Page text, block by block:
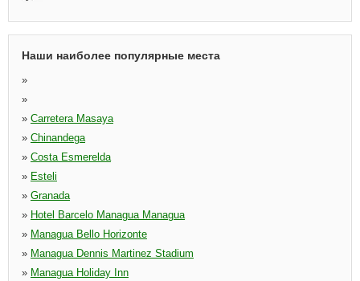
Наши наиболее популярные места
»
»
» Carretera Masaya
» Chinandega
» Costa Esmerelda
» Esteli
» Granada
» Hotel Barcelo Managua Managua
» Managua Bello Horizonte
» Managua Dennis Martinez Stadium
» Managua Holiday Inn